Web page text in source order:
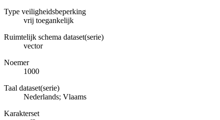
Type veiligheidsbeperking
vrij toegankelijk
Ruimtelijk schema dataset(serie)
vector
Noemer
1000
Taal dataset(serie)
Nederlands; Vlaams
Karakterset